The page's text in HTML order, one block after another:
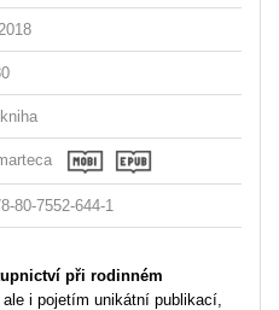
80-7552-644-1
při rodinném
i pojetím unikátní publikací,